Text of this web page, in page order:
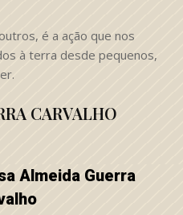
é a ação que nos
à terra desde pequenos,
CARVALHO
Almeida Guerra